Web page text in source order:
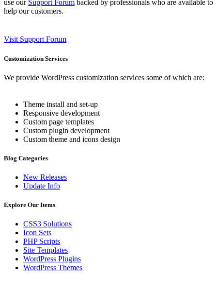
use our Support Forum backed by professionals who are available to
help our customers.
Visit Support Forum
Customization Services
We provide WordPress customization services some of which are:
Theme install and set-up
Responsive development
Custom page templates
Custom plugin development
Custom theme and icons design
Blog Categories
New Releases
Update Info
Explore Our Items
CSS3 Solutions
Icon Sets
PHP Scripts
Site Templates
WordPress Plugins
WordPress Themes